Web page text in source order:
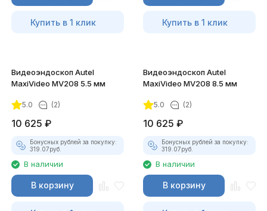
Купить в 1 клик Купить в 1 клик
Видеоэндоскоп Autel
MaxiVideo MV208 5.5 мм
5.0 (2)
10 625 ₽
Бонусных рублей за покупку:
319.07руб.
В наличии
В корзину
Видеоэндоскоп Autel
MaxiVideo MV208 8.5 мм
5.0 (2)
10 625 ₽
Бонусных рублей за покупку:
319.07руб.
В наличии
В корзину